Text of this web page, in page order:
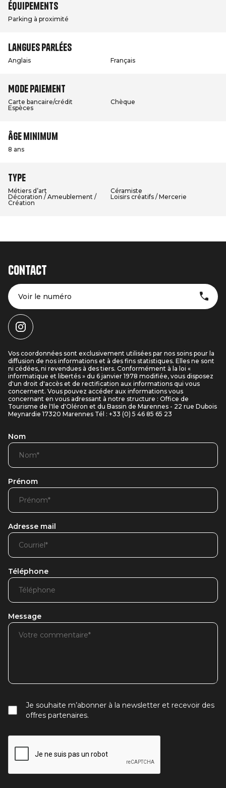
Équipements
Parking à proximité
Langues parlées
Anglais Français
Mode paiement
Carte bancaire/crédit
Chèque
Espèces
Âge minimum
8 ans
Type
Métiers d’art
Céramiste
Décoration / Ameublement /
Création
Loisirs créatifs / Mercerie
Contact
Voir le numéro
Vos coordonnées sont exclusivement utilisées par nos soins pour la
diffusion de nos informations et à des fins statistiques. Elles ne sont
ni cédées, ni revendues à des tiers. Conformément à la loi «
informatique et libertés » du 6 janvier 1978 modifiée, vous disposez
d'un droit d'accès et de rectification aux informations qui vous
concernent. Vous pouvez accéder aux informations vous
concernant en vous adressant à notre structure : Office de
Tourisme de l'Ile d'Oléron et du Bassin de Marennes - 22 rue Dubois
Meynardie 17320 Marennes Tél : +33 (0) 5 46 85 65 23
Nom
Prénom
Adresse mail
Téléphone
Message
Je souhaite m’abonner à la newsletter et recevoir des
offres partenaires.